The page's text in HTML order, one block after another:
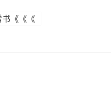
书《《《